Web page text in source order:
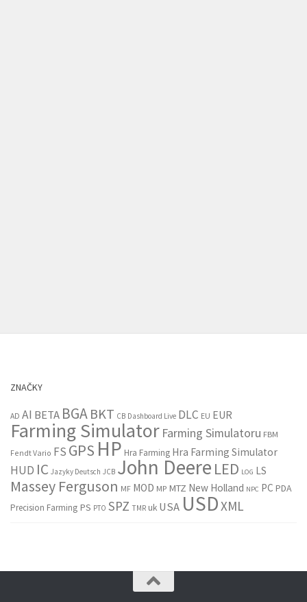
ZNAČKY
AD AI BETA BGABKT CB Dashboard Live DLC EU EUR
Farming Simulator Farming Simulatoru FBM
Fendt Vario FS GPS HP Hra Farming Hra Farming Simulator
HUD IC Jazyky Deutsch JCB John Deere LED LOG LS
Massey Ferguson MF MOD MP MTZ New Holland NPC PC PDA
Precision Farming PS PTO SPZ TMR uk USA USDXML